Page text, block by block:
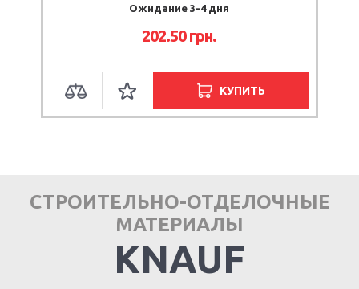
Ожидание 3-4 дня
202.50грн.
КУПИТЬ
СТРОИТЕЛЬНО-ОТДЕЛОЧНЫЕ
МАТЕРИАЛЫ
KNAUF